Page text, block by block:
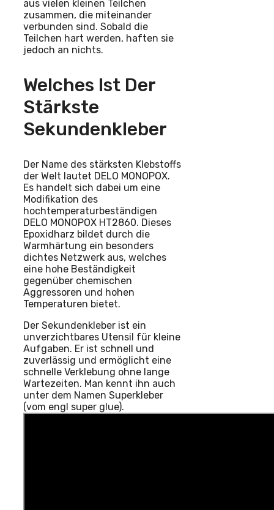
aus vielen kleinen Teilchen
zusammen, die miteinander
verbunden sind. Sobald die
Teilchen hart werden, haften sie
jedoch an nichts.
Welches Ist Der
Stärkste
Sekundenkleber
Der Name des stärksten Klebstoffs
der Welt lautet DELO MONOPOX.
Es handelt sich dabei um eine
Modifikation des
hochtemperaturbeständigen
DELO MONOPOX HT2860. Dieses
Epoxidharz bildet durch die
Warmhärtung ein besonders
dichtes Netzwerk aus, welches
eine hohe Beständigkeit
gegenüber chemischen
Aggressoren und hohen
Temperaturen bietet.
Der Sekundenkleber ist ein
unverzichtbares Utensil für kleine
Aufgaben. Er ist schnell und
zuverlässig und ermöglicht eine
schnelle Verklebung ohne lange
Wartezeiten. Man kennt ihn auch
unter dem Namen Superkleber
(vom engl super glue).